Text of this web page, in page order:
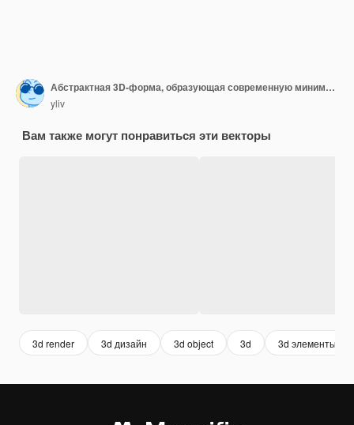
Абстрактная 3D-форма, образующая современную минималистскую скульптуру
yliv
Вам также могут понравиться эти векторы
3d render 3d дизайн 3d object 3d 3d элементы